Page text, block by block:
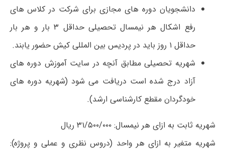
دانشجویان دوره­ های مجازی برای شرکت در کلاس های
رفع اشکال هر نیمسال تحصیلی حداقل ۳ بار و هر بار
حداقل ۱ روز باید در پردیس بین­ المللی کیش حضور یابند.
شهریه تحصیلی مطابق آنچه در سایت آموزش دوره­ های
آزاد درج شده است دریافت می­ شود (شهریه دوره های
خودگردان مقطع کارشناسی ارشد).
شهریه ثابت به ازای هر نیمسال: ۳۱/۵۰۰/۰۰۰ ریال
شهریه متغیر به ازای هر واحد (دروس نظری و عملی و پروژه):